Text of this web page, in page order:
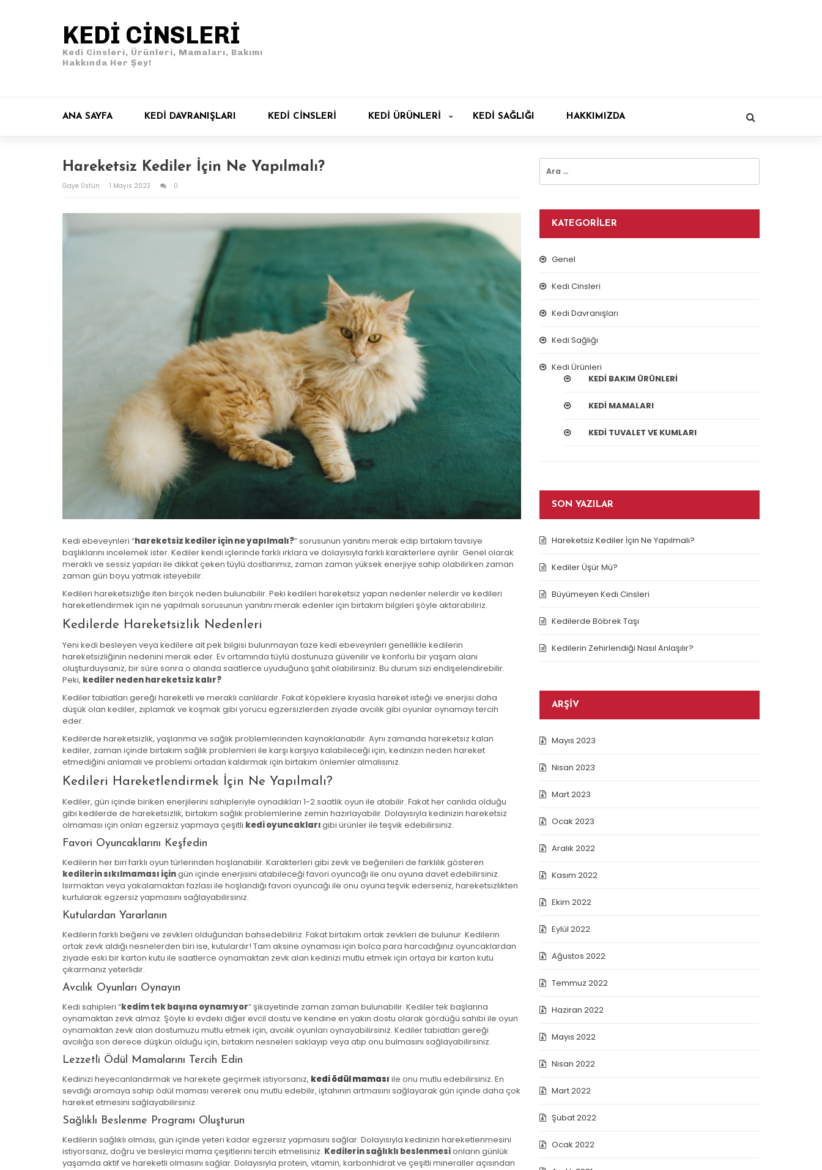
KEDI CINSLERI
Kedi Cinsleri, Ürünleri, Mamaları, Bakımı
Hakkında Her Şey!
ANA SAYFA KEDI DAVRANIŞLARI KEDI CINSLERI KEDI ÜRÜNLERI KEDI SAĞLIĞI HAKKIMIZDA
Hareketsiz Kediler İçin Ne Yapılmalı?
Gaye Üstün 1 Mayıs 2023 0
Kedi ebeveynleri “hareketsiz kediler için ne yapılmalı?” sorusunun yanıtını merak edip birtakım tavsiye
başlıklarını incelemek ister. Kediler kendi içlerinde farklı ırklara ve dolayısıyla farklı karakterlere ayrılır. Genel olarak
meraklı ve sessiz yapıları ile dikkat çeken tüylü dostlarımız, zaman zaman yüksek enerjiye sahip olabilirken zaman
zaman gün boyu yatmak isteyebilir.
Kedileri hareketsizliğe iten birçok neden bulunabilir. Peki kedileri hareketsiz yapan nedenler nelerdir ve kedileri
hareketlendirmek için ne yapılmalı sorusunun yanıtını merak edenler için birtakım bilgileri şöyle aktarabiliriz.
Kedilerde Hareketsizlik Nedenleri
Yeni kedi besleyen veya kedilere ait pek bilgisi bulunmayan taze kedi ebeveynleri genellikle kedilerin
hareketsizliğinin nedenini merak eder. Ev ortamında tüylü dostunuza güvenilir ve konforlu bir yaşam alanı
oluşturduysanız, bir süre sonra o alanda saatlerce uyuduğuna şahit olabilirsiniz. Bu durum sizi endişelendirebilir.
Peki, kediler neden hareketsiz kalır?
Kediler tabiatları gereği hareketli ve meraklı canlılardır. Fakat köpeklere kıyasla hareket isteği ve enerjisi daha
düşük olan kediler, zıplamak ve koşmak gibi yorucu egzersizlerden ziyade avcılık gibi oyunlar oynamayı tercih
eder.
Kedilerde hareketsizlik, yaşlanma ve sağlık problemlerinden kaynaklanabilir. Aynı zamanda hareketsiz kalan
kediler, zaman içinde birtakım sağlık problemleri ile karşı karşıya kalabileceği için, kedinizin neden hareket
etmediğini anlamalı ve problemi ortadan kaldırmak için birtakım önlemler almalısınız.
Kedileri Hareketlendirmek İçin Ne Yapılmalı?
Kediler, gün içinde biriken enerjilerini sahipleriyle oynadıkları 1-2 saatlik oyun ile atabilir. Fakat her canlıda olduğu
gibi kedilerde de hareketsizlik, birtakım sağlık problemlerine zemin hazırlayabilir. Dolayısıyla kedinizin hareketsiz
olmaması için onları egzersiz yapmaya çeşitli kedi oyuncaklarıgibi ürünler ile teşvik edebilirsiniz.
Favori Oyuncaklarını Keşfedin
Kedilerin her biri farklı oyun türlerinden hoşlanabilir. Karakterleri gibi zevk ve beğenileri de farklılık gösteren
kedilerin sıkılmaması içingün içinde enerjisini atabileceği favori oyuncağı ile onu oyuna davet edebilirsiniz.
Isırmaktan veya yakalamaktan fazlası ile hoşlandığı favori oyuncağı ile onu oyuna teşvik ederseniz, hareketsizlikten
kurtularak egzersiz yapmasını sağlayabilirsiniz.
Kutulardan Yararlanın
Kedilerin farklı beğeni ve zevkleri olduğundan bahsedebiliriz. Fakat birtakım ortak zevkleri de bulunur. Kedilerin
ortak zevk aldığı nesnelerden biri ise, kutulardır! Tam aksine oynaması için bolca para harcadığınız oyuncaklardan
ziyade eski bir karton kutu ile saatlerce oynamaktan zevk alan kedinizi mutlu etmek için ortaya bir karton kutu
çıkarmanız yeterlidir.
Avcılık Oyunları Oynayın
Kedi sahipleri “kedim tek başına oynamıyor” şikayetinde zaman zaman bulunabilir. Kediler tek başlarına
oynamaktan zevk almaz. Şöyle ki evdeki diğer evcil dostu ve kendine en yakın dostu olarak gördüğü sahibi ile oyun
oynamaktan zevk alan dostumuzu mutlu etmek için, avcılık oyunları oynayabilirsiniz. Kediler tabiatları gereği
avcılığa son derece düşkün olduğu için, birtakım nesneleri saklayıp veya atıp onu bulmasını sağlayabilirsiniz.
Lezzetli Ödül Mamalarını Tercih Edin
Kedinizi heyecanlandırmak ve harekete geçirmek istiyorsanız, kedi ödül maması ile onu mutlu edebilirsiniz. En
sevdiği aromaya sahip ödül maması vererek onu mutlu edebilir, iştahının artmasını sağlayarak gün içinde daha çok
hareket etmesini sağlayabilirsiniz.
Sağlıklı Beslenme Programı Oluşturun
Kedilerin sağlıklı olması, gün içinde yeteri kadar egzersiz yapmasını sağlar. Dolayısıyla kedinizin hareketlenmesini
istiyorsanız, doğru ve besleyici mama çeşitlerini tercih etmelisiniz. Kedilerin sağlıklı beslenmesionların günlük
yaşamda aktif ve hareketli olmasını sağlar. Dolayısıyla protein, vitamin, karbonhidrat ve çeşitli mineraller açısından
Arama:
KATEGORILER
Genel
Kedi Cinsleri
Kedi Davranışları
Kedi Sağlığı
Kedi Ürünleri
KEDI BAKIM ÜRÜNLERI
KEDI MAMALARI
KEDI TUVALET VE KUMLARI
SON YAZILAR
Hareketsiz Kediler İçin Ne Yapılmalı?
Kediler Üşür Mü?
Büyümeyen Kedi Cinsleri
Kedilerde Böbrek Taşı
Kedilerin Zehirlendiği Nasıl Anlaşılır?
ARŞIV
Mayıs 2023
Nisan 2023
Mart 2023
Ocak 2023
Aralık 2022
Kasım 2022
Ekim 2022
Eylül 2022
Ağustos 2022
Temmuz 2022
Haziran 2022
Mayıs 2022
Nisan 2022
Mart 2022
Şubat 2022
Ocak 2022